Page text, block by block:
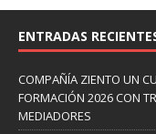
ENTRADAS
COMPAÑÍA ZIENTO UN
FORMACIÓN 2026 CON
MEDIADORES